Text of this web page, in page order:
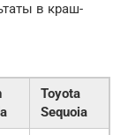
в краш-
Toyota
Sequoia